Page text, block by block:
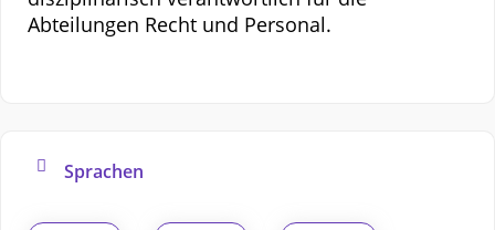
Abteilungen Recht und Personal.
Sprachen